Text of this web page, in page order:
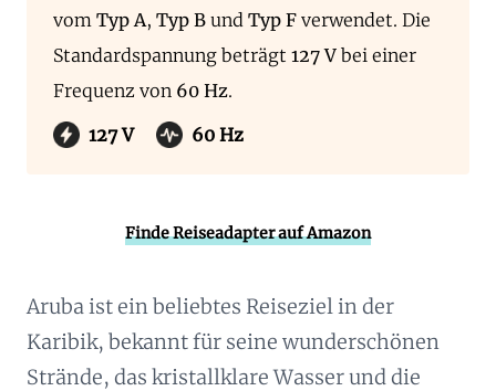
vom Typ A, Typ B und Typ F verwendet. Die
Standardspannung beträgt 127 V bei einer
Frequenz von 60 Hz.
127 V
60 Hz
Finde Reiseadapter auf Amazon
Aruba ist ein beliebtes Reiseziel in der
Karibik, bekannt für seine wunderschönen
Strände, das kristallklare Wasser und die